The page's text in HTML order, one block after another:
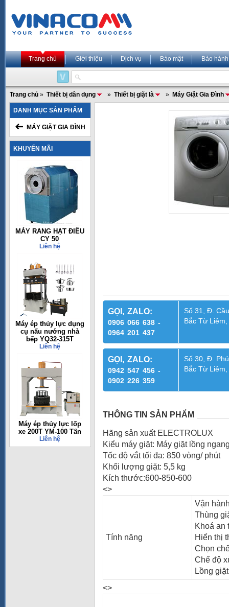
Trang chủ Giới thiệu Dịch vụ Bảo mật Bảo hành
Trang chủ » Thiết bị dân dụng » Thiết bị giặt là » Máy Giặt Gia Đình
DANH MỤC SẢN PHẨM
MÁY GIẶT GIA ĐÌNH
KHUYẾN MÃI
MÁY RANG HẠT ĐIỀU
CY 50
Liên hệ
Máy ép thủy lực dụng
cụ nấu nướng nhà
bếp YQ32-315T
Liên hệ
Máy ép thủy lực lốp
xe 200T YM-100 Tấn
Liên hệ
GỌI, ZALO:
0906 066 638 -
0964 201 437
Số 31, Đ.
Bắc Từ
GỌI, ZALO:
0942 547 456 -
0902 226 359
Số 30, Đ.
Bắc Từ
THÔNG TIN SẢN PHẨM
Hãng sản xuất ELECTROLUX
Kiểu máy giặt: Máy giặt lồng
Tốc độ vắt tối đa: 850 vòng/ phút
Khối lượng giặt: 5,5 kg
Kích thước:600-850-600
<>
Tính năng
Vận
Thùng
Khoá an
Hiển thị
Chọn
Chế độ
Lồng
<>